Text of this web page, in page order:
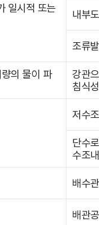
일시적 또는
내부
조류
의 물이 파
강관
침식
저수
단수
수조
배수
배관